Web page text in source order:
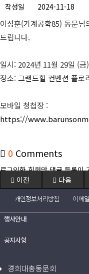
동문 동정
포토 갤러리
영상 갤러리
동문회보
행사안내
공지사항
작성일 2024-11-18
이성훈(기계공학85) 동문
드립니다.
일시: 2024년 11월 29일 (금
장소: 그랜드힐 컨벤션 플로
모바일 청첩장 :
https://
0 Comments
로그인한 회원만 댓글 등록이
이전
다음
개인정보처리방침 이메
경희대총동문회